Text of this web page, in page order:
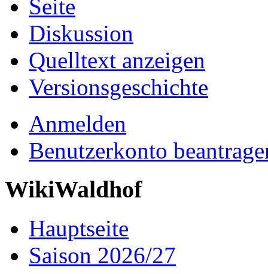
Seite
Diskussion
Quelltext anzeigen
Versionsgeschichte
Anmelden
Benutzerkonto
WikiWaldhof
Hauptseite
Saison 2026/27